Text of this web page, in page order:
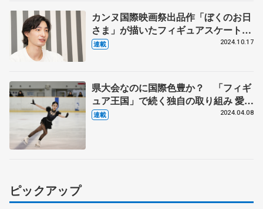
カンヌ国際映画祭出品作「ぼくのお日
さま」が描いたフィギュアスケートの
リアル 監修した元フィギュアスケー
沼」
連載 2024.10.17
県大会なのに国際色豊か？ 「フィギ
ュア王国」で続く独自の取り組み 愛知
から世界へ、金の卵育つ秘密
連載 2024.04.08
ピックアップ